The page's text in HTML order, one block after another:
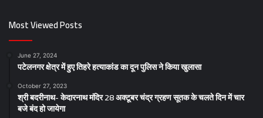
Most Viewed Posts
June 27, 2024
पटेलनगर क्षेत्र में हुए तिहरे हत्याकांड का दून पुलिस ने किया खुलासा
October 27, 2023
श्री बदरीनाथ- केदारनाथ मंदिर 28 अक्टूबर चंद्र ग्रहण सूतक के चलते दिन में चार
बजे बंद हो जायेगा